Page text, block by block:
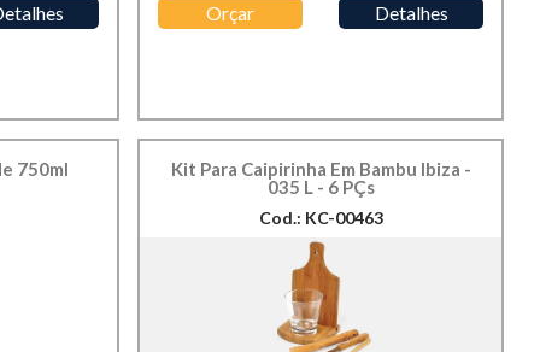
Orçar Detalhes
750ml
Kit Para Caipirinha Em Bambu Ibiza -
035 L - 6 PÇs
Cod.: KC-00463